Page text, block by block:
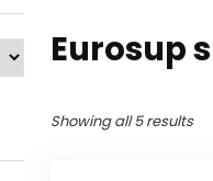
‎Eurosup
Showing all 5 results